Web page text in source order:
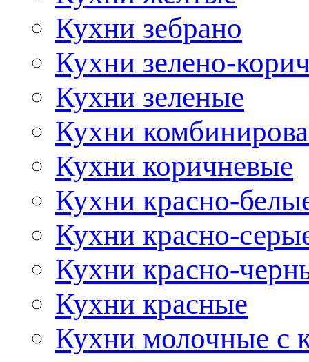
Кухни зебрано
Кухни зелено-
Кухни зеленые
Кухни
Кухни коричневые
Кухни красно-
Кухни красно-
Кухни красно-
Кухни красные
Кухни молочные с